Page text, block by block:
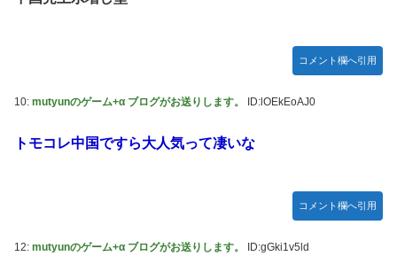
コメント欄へ引用
10: mutyunのゲーム+α ブログがお送りします。 ID:lOEkEoAJ0
トモコレ中国ですら大人気って凄いな
コメント欄へ引用
12: mutyunのゲーム+α ブログがお送りします。 ID:gGki1v5ld